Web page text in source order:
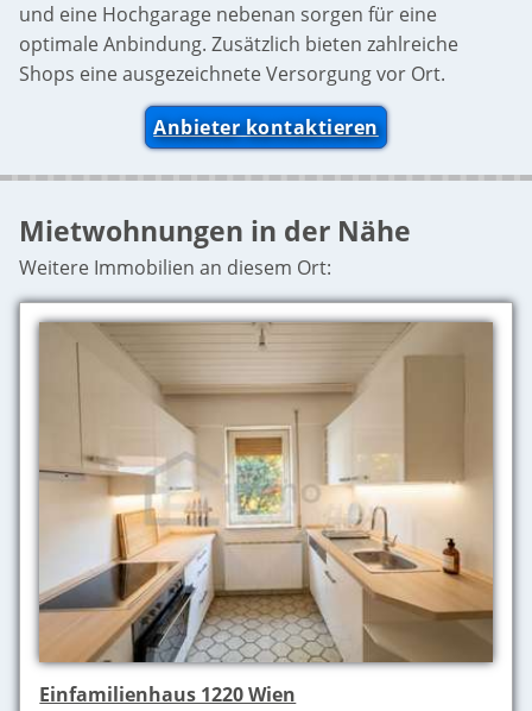
und eine Hochgarage nebenan sorgen für eine
optimale Anbindung. Zusätzlich bieten zahlreiche
Shops eine ausgezeichnete Versorgung vor Ort.
Anbieter kontaktieren
Mietwohnungen in der Nähe
Weitere Immobilien an diesem Ort:
Einfamilienhaus 1220 Wien